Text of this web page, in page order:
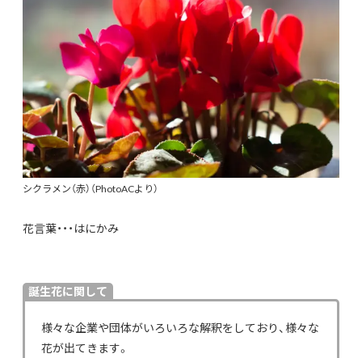
シクラメン（赤）（PhotoACより）
花言葉・・・はにかみ
誕生花に関して
様々な企業や団体がいろいろな解釈をしており、様々な
花が出てきます。